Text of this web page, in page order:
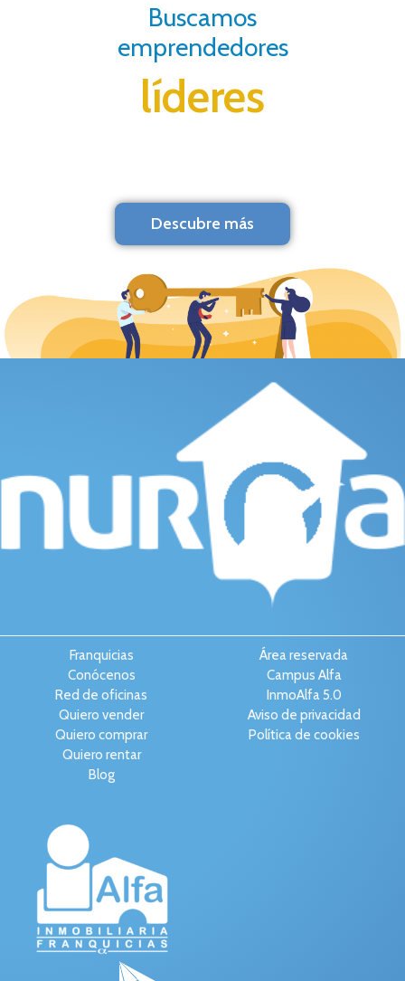
Buscamos
emprendedores
líderes
Descubre más
Franquicias
Conócenos
Red de oficinas
Quiero vender
Quiero comprar
Quiero rentar
Blog
Área reservada
Campus Alfa
InmoAlfa 5.0
Aviso de privacidad
Política de cookies